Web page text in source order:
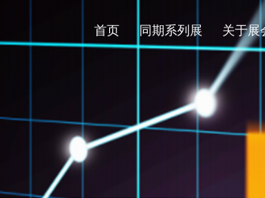
首页 同期系列展 关于展